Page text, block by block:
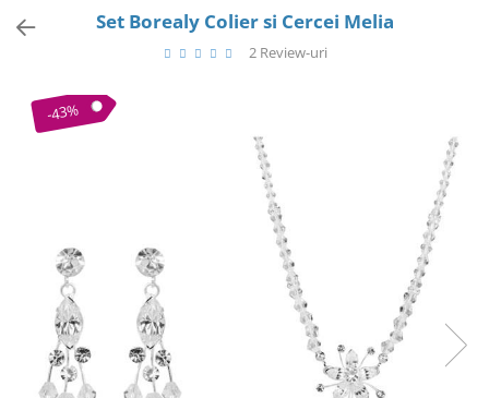
Coliere
Tiare
Destinatari
Selectii
Reduceri
Cele mai noi
Cele mai vandute
Cele mai votate
Set Borealy Colier si Cercei Melia
2 Review-uri
-43%